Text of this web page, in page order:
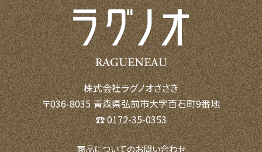
株式会社ラグノオささき
〒036-8035 青森県弘前市大字百石町9番地
☎ 0172-35-0353
商品についてのお問い合わせ